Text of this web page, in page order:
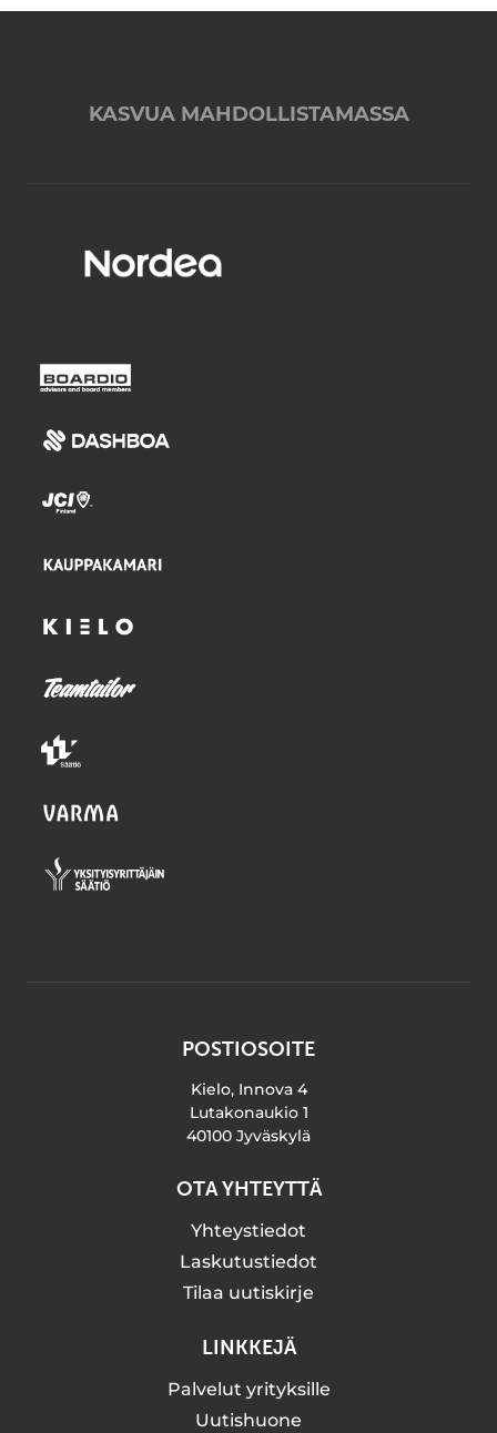
KASVUA MAHDOLLISTAMASSA
POSTIOSOITE
Kielo, Innova 4
Lutakonaukio 1
40100 Jyväskylä
OTA YHTEYTTÄ
Yhteystiedot
Laskutustiedot
Tilaa uutiskirje
LINKKEJÄ
Palvelut yrityksille
Uutishuone